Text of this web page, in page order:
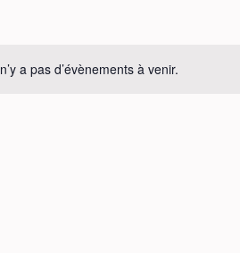
a pas d’évènements à venir.